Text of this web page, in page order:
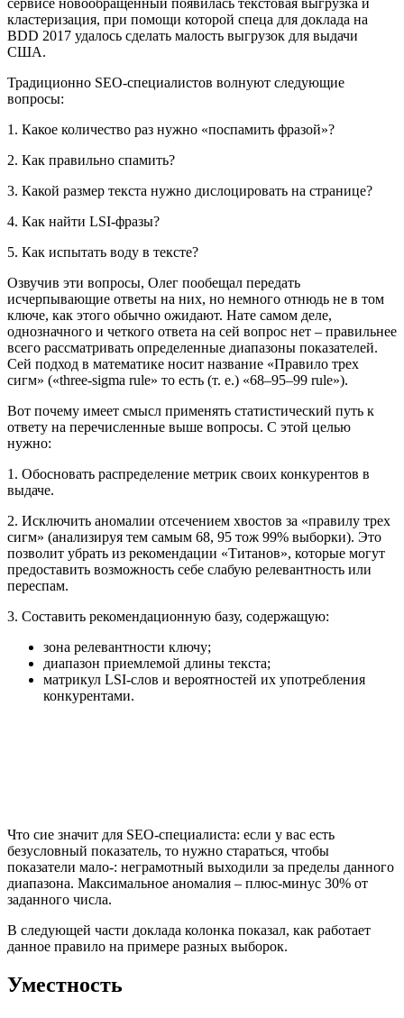
кластеризация, при помощи которой спеца для доклада на
BDD 2017 удалось сделать малость выгрузок для выдачи
США.
Традиционно SEO-специалистов волнуют следующие
вопросы:
1. Какое количество раз нужно «поспамить фразой»?
2. Как правильно спамить?
3. Какой размер текста нужно дислоцировать на странице?
4. Как найти LSI-фразы?
5. Как испытать воду в тексте?
Озвучив эти вопросы, Олег пообещал передать
исчерпывающие ответы на них, но немного отнюдь не в том
ключе, как этого обычно ожидают. Нате самом деле,
однозначного и четкого ответа на сей вопрос нет – правильнее
всего рассматривать определенные диапазоны показателей.
Сей подход в математике носит название «Правило трех
сигм» («three-sigma rule» то есть (т. е.) «68–95–99 rule»).
Вот почему имеет смысл применять статистический путь к
ответу на перечисленные выше вопросы. С этой целью
нужно:
1. Обосновать распределение метрик своих конкурентов в
выдаче.
2. Исключить аномалии отсечением хвостов за «правилу трех
сигм» (анализируя тем самым 68, 95 тож 99% выборки). Это
позволит убрать из рекомендации «Титанов», которые могут
предоставить возможность себе слабую релевантность или
переспам.
3. Составить рекомендационную базу, содержащую:
зона релевантности ключу;
диапазон приемлемой длины текста;
матрикул LSI-слов и вероятностей их употребления
конкурентами.
Что сие значит для SEO-специалиста: если у вас есть
безусловный показатель, то нужно стараться, чтобы
показатели мало-: неграмотный выходили за пределы данного
диапазона. Максимальное аномалия – плюс-минус 30% от
заданного числа.
В следующей части доклада колонка показал, как работает
данное правило на примере разных выборок.
Уместность